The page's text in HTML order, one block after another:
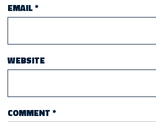
EMAIL*
WEBSITE
COMMENT *